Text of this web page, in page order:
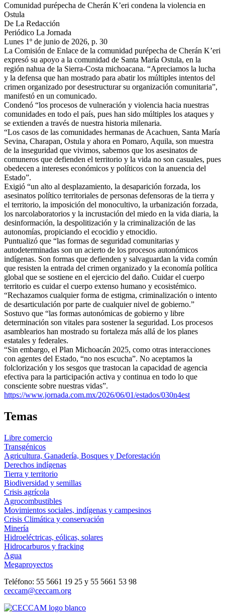
Comunidad purépecha de Cherán K’eri condena la violencia en
Ostula
De La Redacción
Periódico La Jornada
Lunes 1º de junio de 2026, p. 30
La Comisión de Enlace de la comunidad purépecha de Cherán K’eri
expresó su apoyo a la comunidad de Santa María Ostula, en la
región nahua de la Sierra-Costa michoacana. “Apreciamos la lucha
y la defensa que han mostrado para abatir los múltiples intentos del
crimen organizado por desestructurar su organización comunitaria”,
manifestó en un comunicado.
Condenó “los procesos de vulneración y violencia hacia nuestras
comunidades en todo el país, pues han sido múltiples los ataques y
se extienden a través de nuestra historia milenaria.
“Los casos de las comunidades hermanas de Acachuen, Santa María
Sevina, Charapan, Ostula y ahora en Pomaro, Aquila, son muestra
de la inseguridad que vivimos, sabemos que los asesinatos de
comuneros que defienden el territorio y la vida no son casuales, pues
obedecen a intereses económicos y políticos con la anuencia del
Estado”.
Exigió “un alto al desplazamiento, la desaparición forzada, los
asesinatos político territoriales de personas defensoras de la tierra y
el territorio, la imposición del monocultivo, la urbanización forzada,
los narcolaboratorios y la incrustación del miedo en la vida diaria, la
desinformación, la despolitización y la criminalización de las
autonomías, propiciando el ecocidio y etnocidio.
Puntualizó que “las formas de seguridad comunitarias y
autodeterminadas son un acierto de los procesos autonómicos
indígenas. Son formas que defienden y salvaguardan la vida común
que resisten la entrada del crimen organizado y la economía política
global que se sostiene en el ejercicio del daño. Cuidar el cuerpo
territorio es cuidar el cuerpo extenso humano y ecosistémico.
“Rechazamos cualquier forma de estigma, criminalización o intento
de desarticulación por parte de cualquier nivel de gobierno.”
Sostuvo que “las formas autonómicas de gobierno y libre
determinación son vitales para sostener la seguridad. Los procesos
asamblearios han mostrado su fortaleza más allá de los planes
estatales y federales.
“Sin embargo, el Plan Michoacán 2025, como otras interacciones
con agentes del Estado, “no nos escucha”. No aceptamos la
folclorización y los sesgos que trastocan la capacidad de agencia
efectiva para la participación activa y continua en todo lo que
consciente sobre nuestras vidas”.
https://www.jornada.com.mx/2026/06/01/estados/030n4est
Temas
Libre comercio
Transgénicos
Agricultura, Ganadería, Bosques y Deforestación
Derechos indígenas
Tierra y territorio
Biodiversidad y semillas
Crisis agrícola
Agrocombustibles
Movimientos sociales, indígenas y campesinos
Crisis Climática y conservación
Minería
Hidroeléctricas, eólicas, solares
Hidrocarburos y fracking
Agua
Megaproyectos
Teléfono: 55 5661 19 25 y 55 5661 53 98
ceccam@ceccam.org